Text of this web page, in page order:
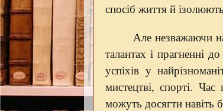
спосіб життя й
Але незважаючи
талантах і прагненні
успіхів у
мистецтві, спорті.
можуть досягти навіть